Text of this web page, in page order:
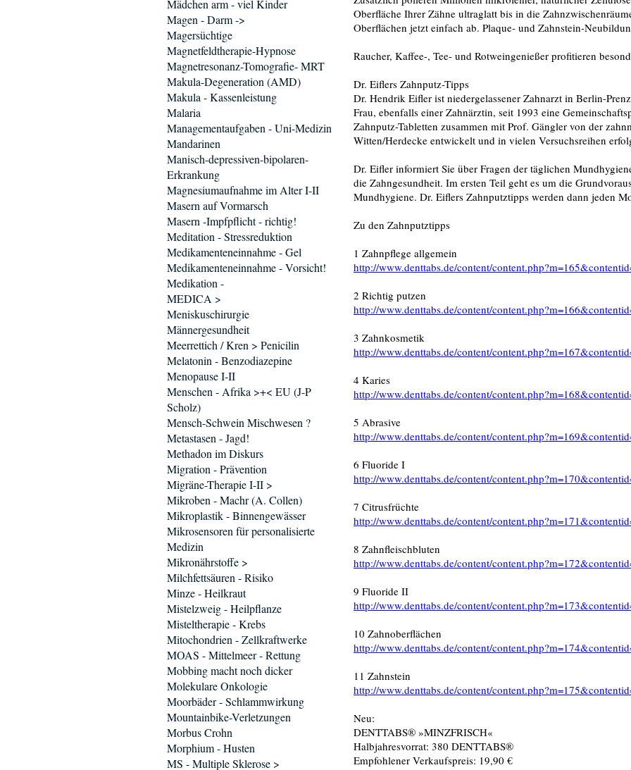
Oberfläche Ihrer Zähne ultraglatt bis in die
Oberflächen jetzt einfach ab. Plaque- und Zahnstein-
Raucher, Kaffee-, Tee- und Rotweingenießer profitieren
Dr. Eiflers Zahnputz-Tipps
Dr. Hendrik Eifler ist niedergelassener Zahnarzt in Berlin-
Frau, ebenfalls einer Zahnärztin, seit 1993 eine
Zahnputz-Tabletten zusammen mit Prof. Gängler von der
Witten/Herdecke entwickelt und in vielen Versuchsreihen
Dr. Eifler informiert Sie über Fragen der täglichen
die Zahngesundheit. Im ersten Teil geht es um die
Mundhygiene. Dr. Eiflers Zahnputztipps werden dann jeden
Zu den Zahnputztipps
1 Zahnpflege allgemein
http://www.denttabs.de/content/
2 Richtig putzen
http://www.denttabs.de/content/
3 Zahnkosmetik
http://www.denttabs.de/content/
4 Karies
http://www.denttabs.de/content/
5 Abrasive
http://www.denttabs.de/content/
6 Fluoride I
http://www.denttabs.de/content/
7 Citrusfrüchte
http://www.denttabs.de/content/
8 Zahnfleischbluten
http://www.denttabs.de/content/
9 Fluoride II
http://www.denttabs.de/content/
10 Zahnoberflächen
http://www.denttabs.de/content/
11 Zahnstein
http://www.denttabs.de/content/
Neu:
DENTTABS® »MINZFRISCH«
Halbjahresvorrat: 380 DENTTABS®
Empfohlener Verkaufspreis: 19,90 €
Mädchen arm - viel Kinder
Magen - Darm ->
Magersüchtige
Magnetfeldtherapie-Hypnose
Magnetresonanz-Tomografie- MRT
Makula-Degeneration (AMD)
Makula - Kassenleistung
Malaria
Managementaufgaben - Uni-Medizin
Mandarinen
Manisch-depressiven-bipolaren-
Erkrankung
Magnesiumaufnahme im Alter I-II
Masern auf Vormarsch
Masern -Impfpflicht - richtig!
Meditation - Stressreduktion
Medikamenteneinnahme - Gel
Medikamenteneinnahme - Vorsicht!
Medikation -
MEDICA >
Meniskuschirurgie
Männergesundheit
Meerrettich / Kren > Penicilin
Melatonin - Benzodiazepine
Menopause I-II
Menschen - Afrika >+< EU (J-P
Scholz)
Mensch-Schwein Mischwesen ?
Metastasen - Jagd!
Methadon im Diskurs
Migration - Prävention
Migräne-Therapie I-II >
Mikroben - Machr (A. Collen)
Mikroplastik - Binnengewässer
Mikrosensoren für personalisierte
Medizin
Mikronährstoffe >
Milchfettsäuren - Risiko
Minze - Heilkraut
Mistelzweig - Heilpflanze
Misteltherapie - Krebs
Mitochondrien - Zellkraftwerke
MOAS - Mittelmeer - Rettung
Mobbing macht noch dicker
Molekulare Onkologie
Moorbäder - Schlammwirkung
Mountainbike-Verletzungen
Morbus Crohn
Morphium - Husten
MS - Multiple Sklerose >